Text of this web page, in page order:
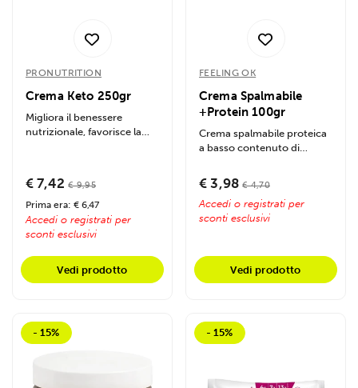
PRONUTRITION
Crema Keto 250gr
Migliora il benessere
nutrizionale, favorisce la
€ 7,42 € 9,95
Prima era: € 6,47
Accedi o registrati per
sconti esclusivi
Vedi prodotto
FEELING OK
Crema Spalmabile
+Protein 100gr
Crema spalmabile proteica
a basso contenuto di
colazioni e...
€ 3,98 € 4,70
Accedi o registrati per
sconti esclusivi
Vedi prodotto
- 15% - 15%